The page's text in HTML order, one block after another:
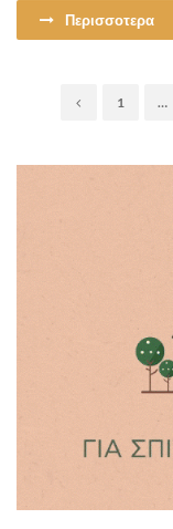
Περισσοτερα
1 …